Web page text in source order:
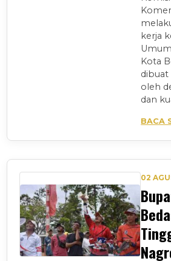
kerja
Kota
dibuat
oleh
dan
BACA
02